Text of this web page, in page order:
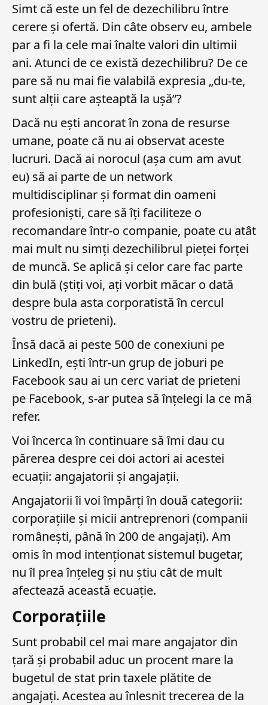
Simt că este un fel de dezechilibru între
cerere și ofertă. Din câte observ eu, ambele
par a fi la cele mai înalte valori din ultimii
ani. Atunci de ce există dezechilibru? De ce
pare să nu mai fie valabilă expresia „du-te,
sunt alții care așteaptă la ușă”?
Dacă nu ești ancorat în zona de resurse
umane, poate că nu ai observat aceste
lucruri. Dacă ai norocul (așa cum am avut
eu) să ai parte de un network
multidisciplinar și format din oameni
profesioniști, care să îți faciliteze o
recomandare într-o companie, poate cu atât
mai mult nu simți dezechilibrul pieței forței
de muncă. Se aplică și celor care fac parte
din bulă (știți voi, ați vorbit măcar o dată
despre bula asta corporatistă în cercul
vostru de prieteni).
Însă dacă ai peste 500 de conexiuni pe
LinkedIn, ești într-un grup de joburi pe
Facebook sau ai un cerc variat de prieteni
pe Facebook, s-ar putea să înțelegi la ce mă
refer.
Voi încerca în continuare să îmi dau cu
părerea despre cei doi actori ai acestei
ecuații: angajatorii și angajații.
Angajatorii îi voi împărți în două categorii:
corporațiile și micii antreprenori (companii
românești, până în 200 de angajați). Am
omis în mod intenționat sistemul bugetar,
nu îl prea înțeleg și nu știu cât de mult
afectează această ecuație.
Corporațiile
Sunt probabil cel mai mare angajator din
țară și probabil aduc un procent mare la
bugetul de stat prin taxele plătite de
angajați. Acestea au înlesnit trecerea de la